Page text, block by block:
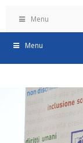
Menu
Menu